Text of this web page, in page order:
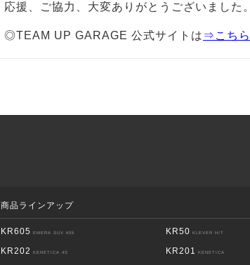
応援、ご協力、大変ありがとうございました。
◎TEAM UP GARAGE 公式サイトは ⇒こちら
商品ラインアップ
KR605 EMERA SUV 605 KR50 KLEVER H/T
KR202 KENETICA 4S KR201 KENETICA